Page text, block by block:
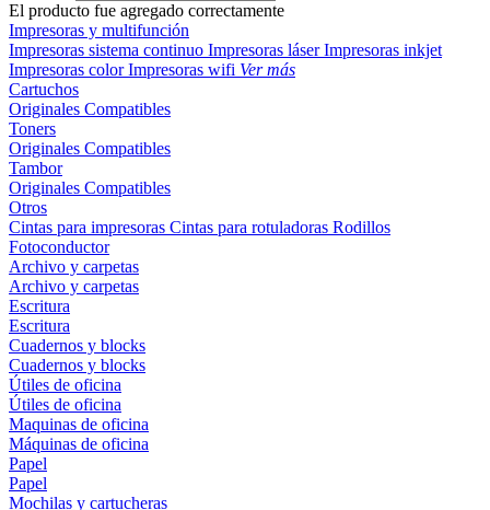
El producto fue agregado correctamente
Impresoras y multifunción
Impresoras sistema continuo Impresoras láserImpresoras inkjet
Impresoras colorImpresoras wifi Ver más
Cartuchos
Originales Compatibles
Toners
Originales Compatibles
Tambor
Originales Compatibles
Otros
Cintas para impresoras Cintas para rotuladoras Rodillos
Fotoconductor
Archivo y carpetas
Archivo y carpetas
Escritura
Escritura
Cuadernos y blocks
Cuadernos y blocks
Útiles de oficina
Útiles de oficina
Maquinas de oficina
Máquinas de oficina
Papel
Papel
Mochilas y cartucheras